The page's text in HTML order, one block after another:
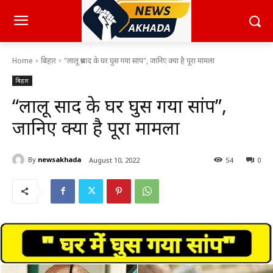
Home बिहार "लालू प्रसाद के घर घुस गया सांप", जानिए क्या है पूरा मामला
बिहार
“लालू प्रसाद के घर घुस गया सांप”,
जानिए क्या है पूरा मामला
By newsakhada August 10, 2022 0
54